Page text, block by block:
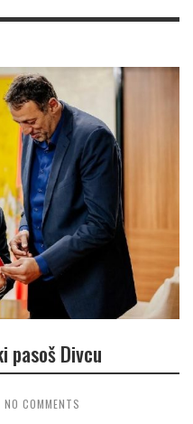
pasoš Divcu
NO COMMENTS